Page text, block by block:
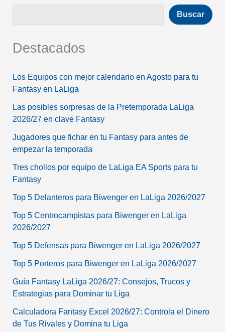
Buscar
Destacados
Los Equipos con mejor calendario en Agosto para tu
Fantasy en LaLiga
Las posibles sorpresas de la Pretemporada LaLiga
2026/27 en clave Fantasy
Jugadores que fichar en tu Fantasy para antes de
empezar la temporada
Tres chollos por equipo de LaLiga EA Sports para tu
Fantasy
Top 5 Delanteros para Biwenger en LaLiga 2026/2027
Top 5 Centrocampistas para Biwenger en LaLiga
2026/2027
Top 5 Defensas para Biwenger en LaLiga 2026/2027
Top 5 Porteros para Biwenger en LaLiga 2026/2027
Guía Fantasy LaLiga 2026/27: Consejos, Trucos y
Estrategias para Dominar tu Liga
Calculadora Fantasy Excel 2026/27: Controla el Dinero
de Tus Rivales y Domina tu Liga